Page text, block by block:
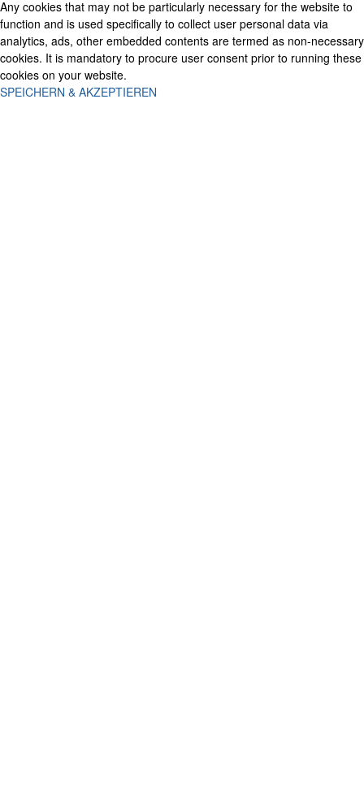
Any cookies that may not be particularly necessary for the website to
function and is used specifically to collect user personal data via
analytics, ads, other embedded contents are termed as non-necessary
cookies. It is mandatory to procure user consent prior to running these
cookies on your website.
SPEICHERN & AKZEPTIEREN